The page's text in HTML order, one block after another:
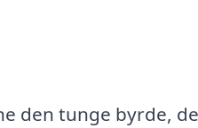
den tunge byrde,